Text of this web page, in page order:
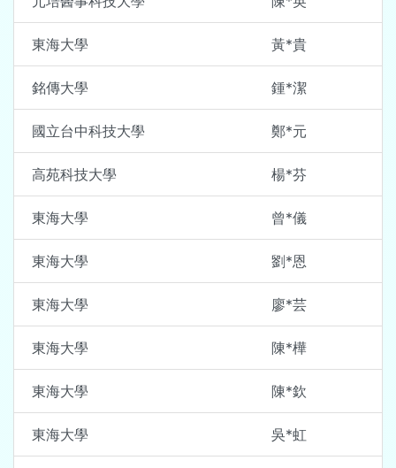
東海大學 黃*貴
銘傳大學 鍾*潔
國立台中科技大學 鄭*元
高苑科技大學 楊*芬
東海大學 曾*儀
東海大學 劉*恩
東海大學 廖*芸
東海大學 陳*樺
東海大學 陳*欽
東海大學 吳*虹